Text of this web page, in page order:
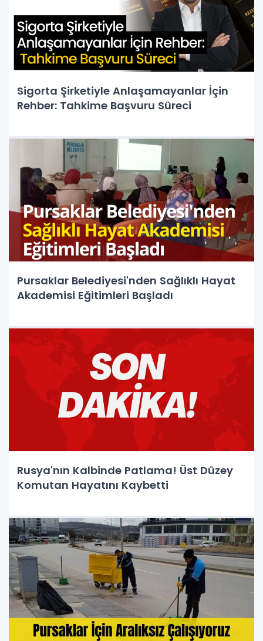
Sigorta Şirketiyle Anlaşamayanlar İçin
Rehber: Tahkime Başvuru Süreci
Pursaklar Belediyesi'nden Sağlıklı Hayat
Akademisi Eğitimleri Başladı
Rusya'nın Kalbinde Patlama! Üst Düzey
Komutan Hayatını Kaybetti